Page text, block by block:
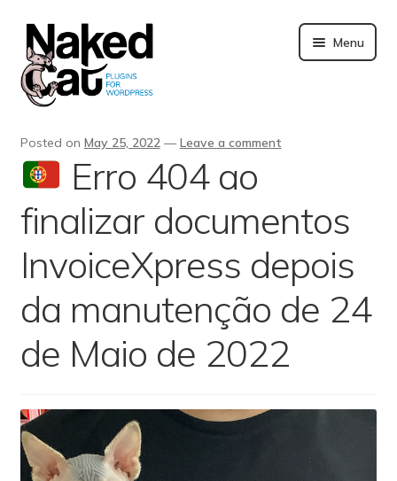
content
Menu
About us
Blog
Merchandising
Technical support
Doc. and FAQ
Pre-sales questions
Account
Posted on May 25, 2022 — Leave a comment
Erro 404 ao
finalizar documentos
InvoiceXpress depois
da manutenção de 24
de Maio de 2022